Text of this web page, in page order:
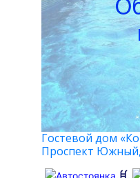
Гостевой дом
Проспект